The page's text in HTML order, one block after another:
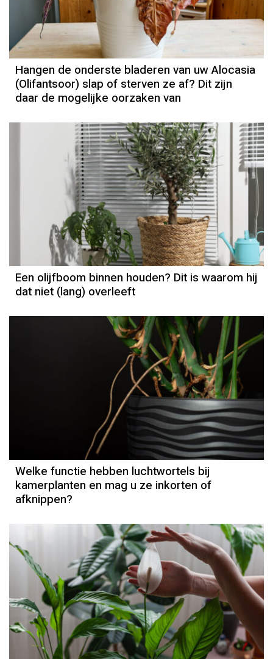
Hangen de onderste bladeren van uw Alocasia
(Olifantsoor) slap of sterven ze af? Dit zijn
daar de mogelijke oorzaken van
Een olijfboom binnen houden? Dit is waarom hij
dat niet (lang) overleeft
Welke functie hebben luchtwortels bij
kamerplanten en mag u ze inkorten of
afknippen?